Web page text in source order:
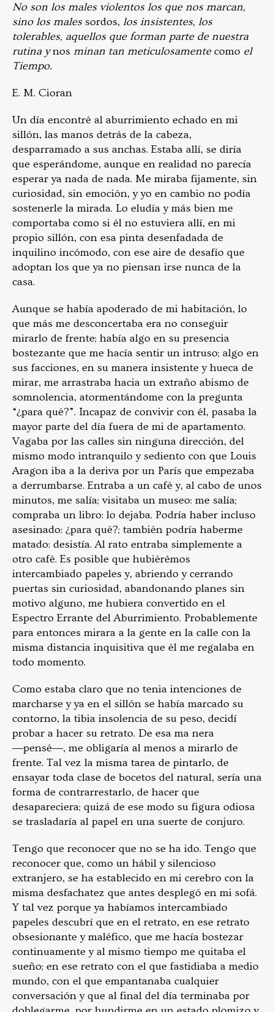
No son los males violentos los que nos marcan,
sino los males sordos, los insistentes, los
tolerables, aquellos que forman parte de nuestra
rutina ynos minan tan meticulosamentecomo el
Tiempo.
E. M. Cioran
Un día encontré al aburrimiento echado en mi
sillón, las ma­nos detrás de la cabeza,
desparramado a sus anchas. Estaba allí, se diría
que esperándome, aunque en realidad no parecía
esperar ya nada de nada. Me miraba fijamente, sin
curiosidad, sin emoción, y yo en cambio no podía
sostenerle la mirada. Lo eludía y más bien me
comportaba como si él no estuviera allí, en mi
propio sillón, con esa pinta desenfadada de
inquilino incómodo, con ese aire de desafío que
adoptan los que ya no piensan irse nunca de la
casa.
Aunque se había apoderado de mi habitación, lo
que más me desconcertaba era no conseguir
mirarlo de frente; había algo en su presencia
bostezante que me hacía sentir un intru­so; algo en
sus facciones, en su manera insistente y hueca de
mirar, me arrastraba hacia un extraño abismo de
somnolencia, atormentándome con la pregunta
“¿para qué?”. Incapaz de convivir con él, pasaba la
mayor parte del día fuera de mi de­ apartamento.
Vagaba por las calles sin ninguna dirección, del
mismo modo intranquilo y sediento con que Louis
Aragon iba a la deriva por un París que empezaba
a derrumbarse. Entraba a un café y, al cabo de unos
minutos, me salía; visitaba un museo: me salía;
compraba un libro: lo dejaba. Podría haber incluso
asesinado: ¿para qué?; también podría haberme
matado: desistía. Al rato entraba simplemente a
otro café. Es posible que hubiérémos
intercambiado papeles y, abriendo y cerrando
puertas sin curiosidad, abandonando planes sin
motivo algu­no, me hubiera convertido en el
Espectro Errante del Aburri­miento. Probablemente
para entonces mirara a la gente en la calle con la
misma distancia inquisitiva que él me regalaba en
todo momento.
Como estaba claro que no tenia intenciones de
marcharse y ya en el sillón se había marcado su
contorno, la tibia inso­lencia de su peso, decidí
probar a hacer su retrato. De esa ma­ nera
―pensé―, me obligaría al menos a mirarlo de
frente. Tal vez la misma tarea de pintarlo, de
ensayar toda clase de boce­tos del natural, sería una
forma de contrarrestarlo, de hacer que
desapareciera; quizá de ese modo su figura odiosa
se tras­ladaría al papel en una suerte de conjuro.
Tengo que reconocer que no se ha ido. Tengo que
recono­cer que, como un hábil y silencioso
extranjero, se ha estable­cido en mi cerebro con la
misma desfachatez que antes desplegó en mi sofá.
Y tal vez porque ya habíamos intercam­biado
papeles descubrí que en el retrato, en ese retrato
obsesionante y maléfico, que me hacía bostezar
continuamente y al mismo tiempo me quitaba el
sueño; en ese retrato con el que fastidiaba a medio
mundo, con el que empantanaba cualquier
conversación y que al final del día terminaba por